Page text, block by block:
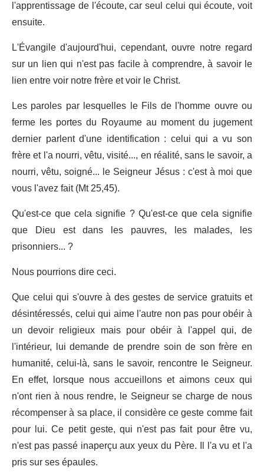
l'apprentissage de l'écoute, car seul celui qui écoute, voit
ensuite.
L'Évangile d'aujourd'hui, cependant, ouvre notre regard
sur un lien qui n'est pas facile à comprendre, à savoir le
lien entre voir notre frère et voir le Christ.
Les paroles par lesquelles le Fils de l'homme ouvre ou
ferme les portes du Royaume au moment du jugement
dernier parlent d'une identification : celui qui a vu son
frère et l'a nourri, vêtu, visité..., en réalité, sans le savoir, a
nourri, vêtu, soigné... le Seigneur Jésus : c'est à moi que
vous l'avez fait (Mt 25,45).
Qu'est-ce que cela signifie ? Qu'est-ce que cela signifie
que Dieu est dans les pauvres, les malades, les
prisonniers... ?
Nous pourrions dire ceci.
Que celui qui s'ouvre à des gestes de service gratuits et
désintéressés, celui qui aime l'autre non pas pour obéir à
un devoir religieux mais pour obéir à l'appel qui, de
l'intérieur, lui demande de prendre soin de son frère en
humanité, celui-là, sans le savoir, rencontre le Seigneur.
En effet, lorsque nous accueillons et aimons ceux qui
n'ont rien à nous rendre, le Seigneur se charge de nous
récompenser à sa place, il considère ce geste comme fait
pour lui. Ce petit geste, qui n'est pas fait pour être vu,
n'est pas passé inaperçu aux yeux du Père. Il l'a vu et l'a
pris sur ses épaules.